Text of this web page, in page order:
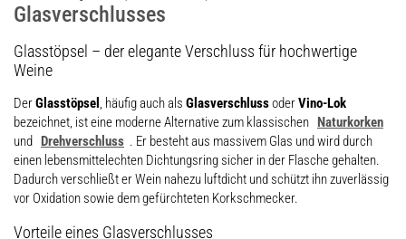
Glasverschlusses
Glasstöpsel – der elegante Verschluss für hochwertige
Weine
DerGlasstöpsel , häufig auch als GlasverschlussoderVino-Lok
bezeichnet, ist eine moderne Alternative zum klassischen Naturkorken
und Drehverschluss . Er besteht aus massivem Glas und wird durch
einen lebensmittelechten Dichtungsring sicher in der Flasche gehalten.
Dadurch verschließt er Wein nahezu luftdicht und schützt ihn zuverlässig
vor Oxidation sowie dem gefürchteten Korkschmecker.
Vorteile eines Glasverschlusses